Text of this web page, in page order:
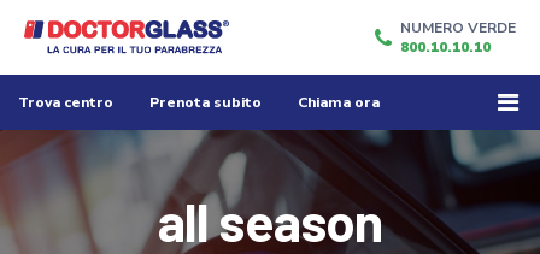
NUMERO VERDE
800.10.10.10
Trova centro Prenota subito Chiama ora
all season